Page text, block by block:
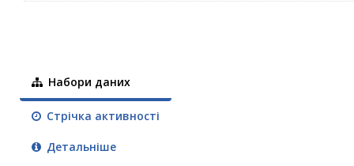
Набори даних
Стрічка активності
Детальніше